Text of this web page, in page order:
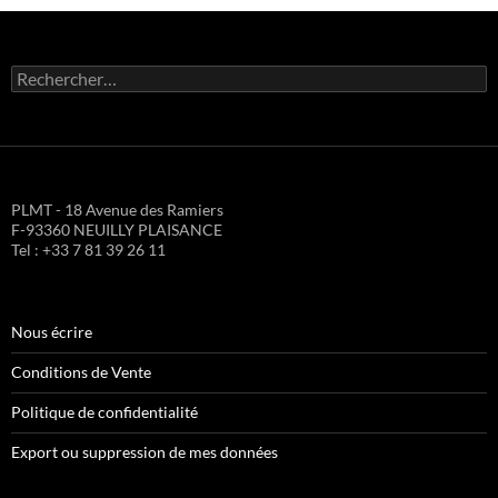
Rechercher :
PLMT - 18 Avenue des Ramiers
F-93360 NEUILLY PLAISANCE
Tel : +33 7 81 39 26 11
Nous écrire
Conditions de Vente
Politique de confidentialité
Export ou suppression de mes données